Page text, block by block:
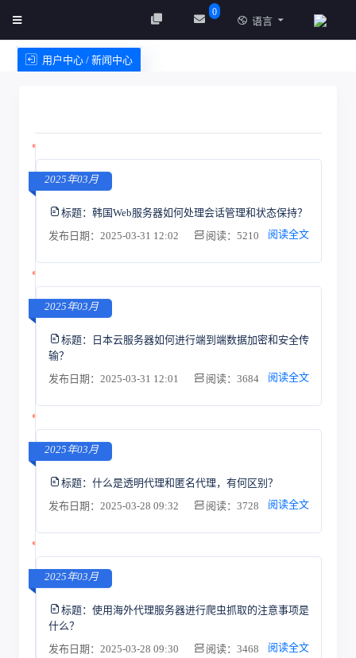
0
语言
用户中心 / 新闻中心
2025年03月
标题： 韩国Web服务器如何处理会话管理和状态保持？
发布日期：2025-03-31 12:02
阅读：5210 阅读全文
2025年03月
标题：
日本云服务器如何进行端到端数据加密和安全传
输？
发布日期：2025-03-31 12:01
阅读：3684 阅读全文
2025年03月
标题： 什么是透明代理和匿名代理，有何区别？
发布日期：2025-03-28 09:32
阅读：3728 阅读全文
2025年03月
标题： 使用海外代理服务器进行爬虫抓取的注意事项是
什么？
发布日期：2025-03-28 09:30
阅读：3468 阅读全文